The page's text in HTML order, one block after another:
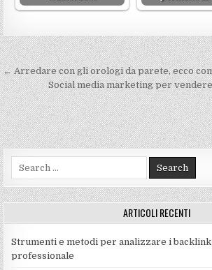
Navigazione
articoli
← Arredare con gli orologi da parete, ecco
Social media marketing per
Search
for:
ARTICOLI RECENTI
Strumenti e metodi per analizzare i
professionale